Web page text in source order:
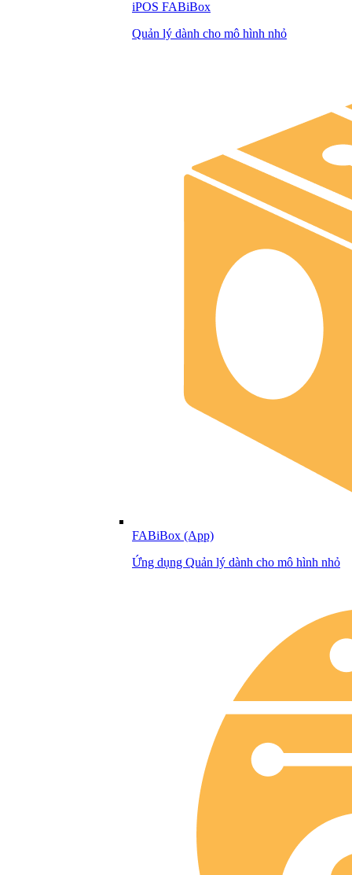
iPOS FABiBox
Quản lý dành cho mô hình nhỏ
FABiBox (App)
Ứng dụng Quản lý dành cho mô hình nhỏ